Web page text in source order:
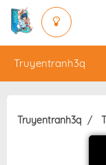
Truyentranh3q
Truyentranh3q